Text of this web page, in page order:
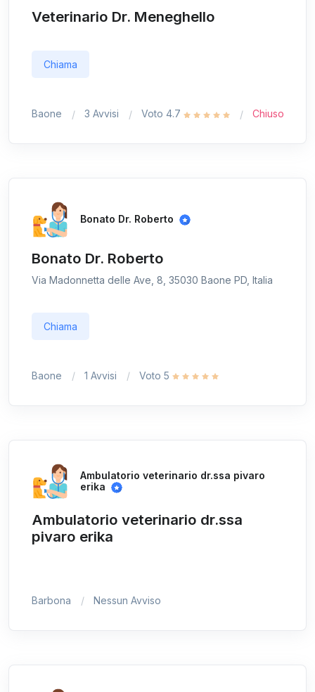
Veterinario Dr. Meneghello
Chiama
Baone 3 Avvisi Voto 4.7 Chiuso
Bonato Dr. Roberto
Bonato Dr. Roberto
Via Madonnetta delle Ave, 8, 35030 Baone PD, Italia
Chiama
Baone 1 Avvisi Voto 5
Ambulatorio veterinario dr.ssa pivaro
erika
Ambulatorio veterinario dr.ssa
pivaro erika
Barbona Nessun Avviso